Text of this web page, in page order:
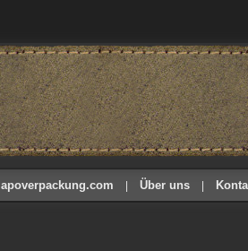
apoverpackung.com Über uns